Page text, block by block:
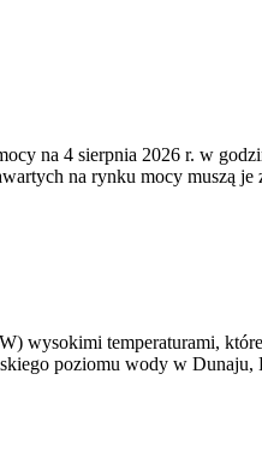
na 4 sierpnia 2026 r. w
na rynku mocy muszą
temperaturami,
poziomu wody w Dunaju,